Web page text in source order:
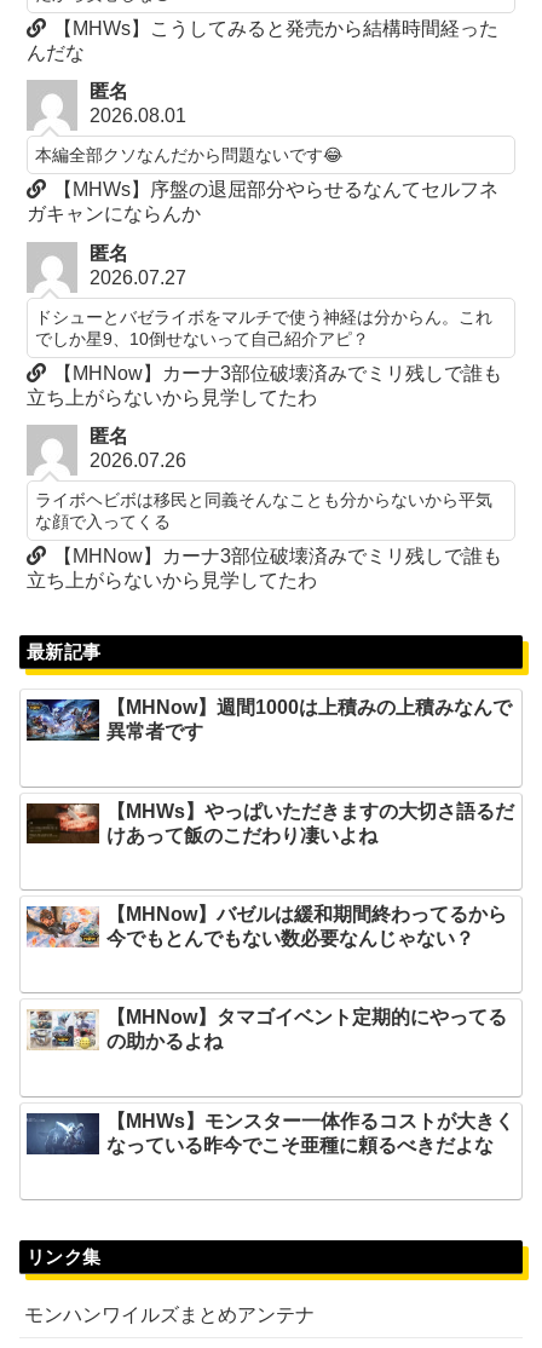
【MHWs】こうしてみると発売から結構時間経った
んだな
匿名
2026.08.01
本編全部クソなんだから問題ないです😂
【MHWs】序盤の退屈部分やらせるなんてセルフネ
ガキャンにならんか
匿名
2026.07.27
ドシューとバゼライボをマルチで使う神経は分からん。これ
でしか星9、10倒せないって自己紹介アピ？
【MHNow】カーナ3部位破壊済みでミリ残しで誰も
立ち上がらないから見学してたわ
匿名
2026.07.26
ライボヘビボは移民と同義そんなことも分からないから平気
な顔で入ってくる
【MHNow】カーナ3部位破壊済みでミリ残しで誰も
立ち上がらないから見学してたわ
最新記事
【MHNow】週間1000は上積みの上積みなんで
異常者です
【MHWs】やっぱいただきますの大切さ語るだ
けあって飯のこだわり凄いよね
【MHNow】バゼルは緩和期間終わってるから
今でもとんでもない数必要なんじゃない？
【MHNow】タマゴイベント定期的にやってる
の助かるよね
【MHWs】モンスター一体作るコストが大きく
なっている昨今でこそ亜種に頼るべきだよな
リンク集
モンハンワイルズまとめアンテナ